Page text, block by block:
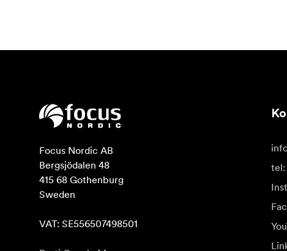
Focus Nordic AB
Bergsjödalen 48
415 68 Gothenburg
Sweden
VAT: SE556507498501
tel: